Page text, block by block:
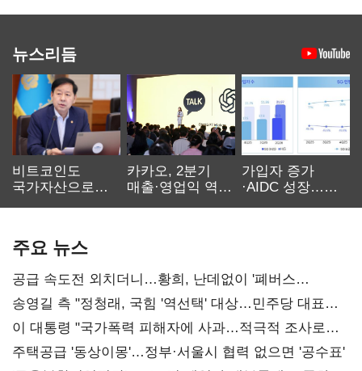
뉴스리듬
비트코인도
국가자산으로…'
카카오, 2분기
매출·영업익 역대
가입자 증가
·AIDC 성장…
주요 뉴스
공급 속도전 외치더니…황희, 난데없이 '폐버스
리모델링' 제안
송영길 측 "정청래, 국힘 '역선택' 대상…민주당 대표로
총선 지휘 못해"
이 대통령 "국가폭력 피해자에 사과…적극적 조사로
진실 밝혀야"
주택공급 '동상이몽'…정부·서울시 협력 없으면 '공수표'